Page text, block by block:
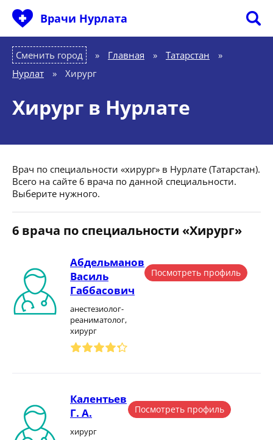
Врачи Нурлата
Сменить город Главная » Татарстан
»
Нурлат
» Хирург
Хирург в Нурлате
Врач по специальности «хирург» в Нурлате (Татарстан).
Всего на сайте 6 врача по данной специальности.
Выберите нужного.
6 врача по специальности «Хирург»
Абдельманов
Василь
Габбасович
анестезиолог-
реаниматолог,
хирург
Посмотреть профиль
Калентьев
Г. А.
хирург
Посмотреть профиль